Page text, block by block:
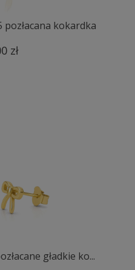
kokardka
zł
gładkie ko...